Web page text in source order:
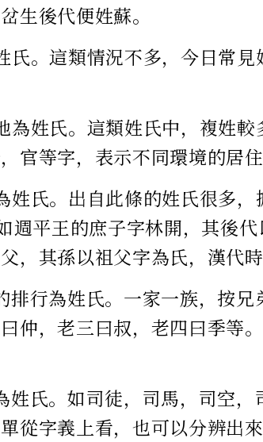
生後代便姓蘇。
。這類情況不多，今日常見
姓氏。這類姓氏中，複姓較
官等字，表示不同環境的居住
氏。出自此條的姓氏很多，
週平王的庶子字林開，其後
，其孫以祖父字為氏，漢代時
排行為姓氏。一家一族，按兄
仲，老三曰叔，老四曰季等
姓氏。如司徒，司馬，司空，
從字義上看，也可以分辨出來